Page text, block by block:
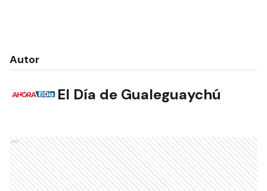
Autor
El Día de Gualeguaychú
Ads